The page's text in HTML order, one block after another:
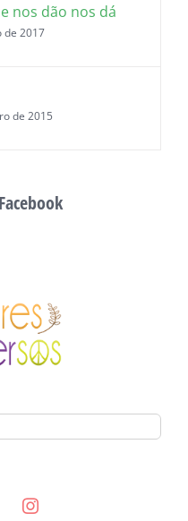
nos dão nos dá
de 2017
de 2015